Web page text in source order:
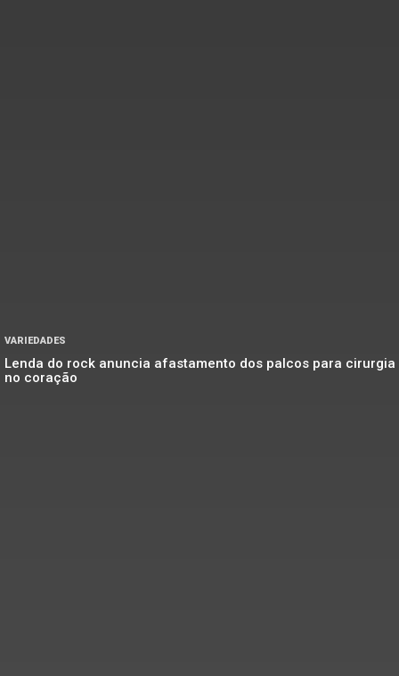
VARIEDADES
Lenda do rock anuncia afastamento dos palcos para cirurgia
no coração